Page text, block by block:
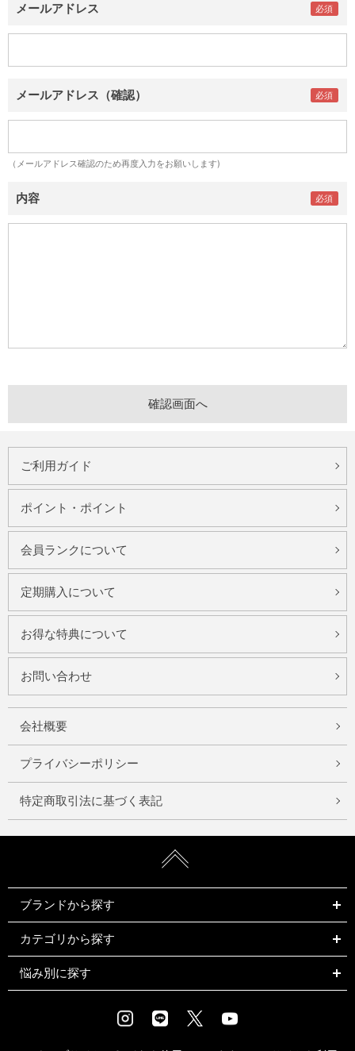
メールアドレス
メールアドレス（確認）
（メールアドレス確認のため再度入力をお願いします)
内容
ご利用ガイド
ポイント・ポイント
会員ランクについて
定期購入について
お得な特典について
お問い合わせ
会社概要
プライバシーポリシー
特定商取引法に基づく表記
ブランドから探す
カテゴリから探す
悩み別に探す
InstagramLINE X